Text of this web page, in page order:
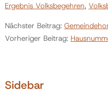
Ergebnis Volksbegehren,
Nächster Beitrag:
Vorheriger Beitrag:
Sidebar